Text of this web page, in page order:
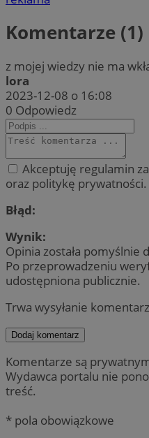
Komentarze (1)
z mojej wiedzy nie ma
lora
2023-12-08 o 16:08
0 Odpowiedz
Akceptuję regulamin
oraz politykę prywatności.
Błąd:
Wynik:
Opinia została pomyślnie
Po przeprowadzeniu
udostępniona publicznie.
Trwa wysyłanie
Dodaj komentarz
Komentarze są
Wydawca portalu nie
treść.
* pola obowiązkowe